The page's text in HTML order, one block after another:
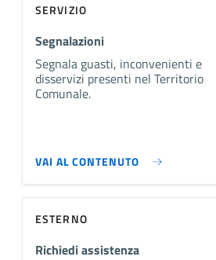
SERVIZIO
Segnalazioni
Segnala guasti, inconvenienti e
disservizi presenti nel Territorio
Comunale.
VAI AL CONTENUTO
ESTERNO
Richiedi assistenza